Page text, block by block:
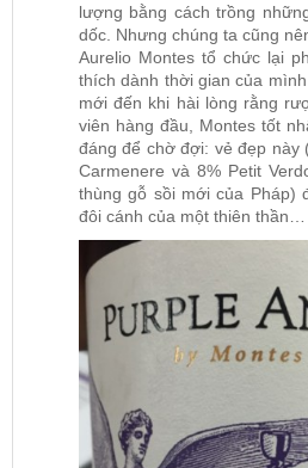
lượng bằng cách trồng
dốc. Nhưng chúng ta cũng
Aurelio Montes tổ chức lại
thích dành thời gian của
mới đến khi hài lòng rằng
viên hàng đầu, Montes tốt
đáng để chờ đợi: vẻ đẹp này
Carmenere và 8% Petit
thùng gỗ sồi mới của Pháp)
đôi cánh của một thiên